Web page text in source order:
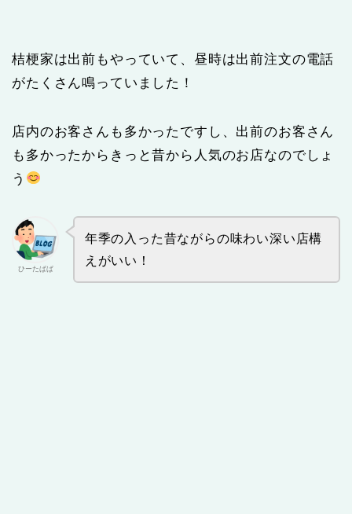
桔梗家は出前もやっていて、昼時は出前注文の電話
がたくさん鳴っていました！
店内のお客さんも多かったですし、出前のお客さん
も多かったからきっと昔から人気のお店なのでしょ
う
ひーたぱぱ
年季の入った昔ながらの味わい深い店構
えがいい！